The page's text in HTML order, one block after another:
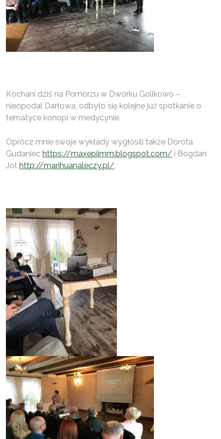
Kochani dziś na Pomorzu w Dworku Golikowo –
nieopodal Darłowa, odbyło się kolejne już spotkanie o
tematyce konopi w medycynie.
Oprócz mnie swoje wykłady wygłosili także Dorota
Gudaniec https://maxepiimm.blogspot.com/ i Bogdan
Jot http://marihuanaleczy.pl/.